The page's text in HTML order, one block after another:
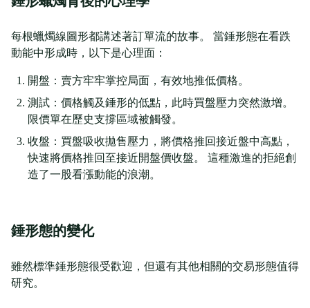
每根蠟燭線圖形都講述著訂單流的故事。 當錘形態在看跌
動能中形成時，以下是心理面：
開盤：賣方牢牢掌控局面，有效地推低價格。
測試：價格觸及錘形的低點，此時買盤壓力突然激增。
限價單在歷史支撐區域被觸發。
收盤：買盤吸收拋售壓力，將價格推回接近盤中高點，
快速將價格推回至接近開盤價收盤。 這種激進的拒絕創
造了一股看漲動能的浪潮。
錘形態的變化
雖然標準錘形態很受歡迎，但還有其他相關的交易形態值得
研究。